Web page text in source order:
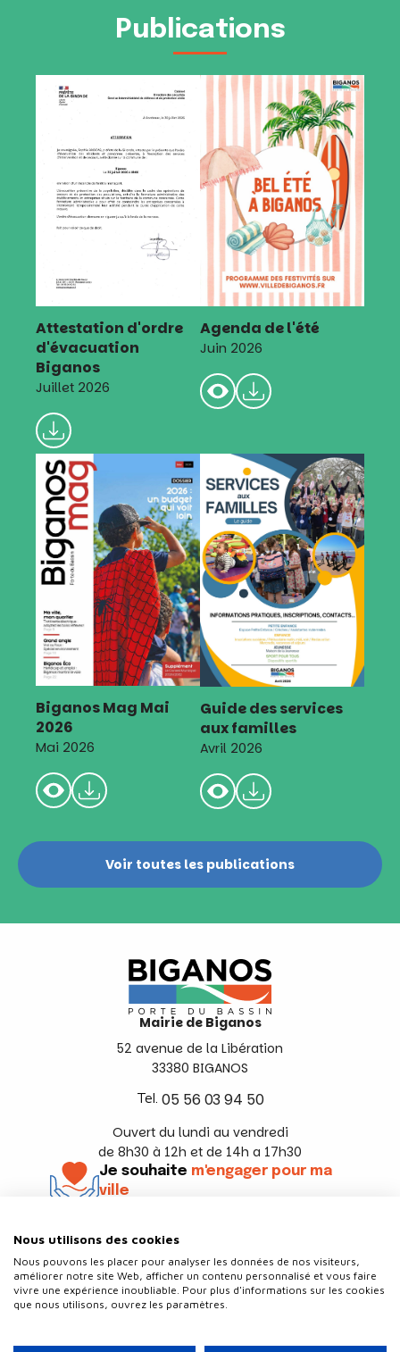
Publications
Attestation d'ordre
d'évacuation
Biganos
Juillet 2026
Agenda de l'été
Juin 2026
Biganos Mag Mai
2026
Mai 2026
Guide des services
aux familles
Avril 2026
Voir toutes les publications
Mairie de Biganos
52 avenue de la Libération
33380 BIGANOS
Tel. 05 56 03 94 50
Ouvert du lundi au vendredi
de 8h30 à 12h et de 14h a 17h30
Je souhaite m'engager pour ma
ville
Suivez-nous
Nous utilisons des cookies
Nous pouvons les placer pour analyser les données de nos visiteurs,
améliorer notre site Web, afficher un contenu personnalisé et vous faire
vivre une expérience inoubliable. Pour plus d'informations sur les cookies
que nous utilisons, ouvrez les paramètres.